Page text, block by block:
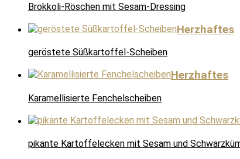
Brokkoli-Röschen mit Sesam-Dressing
Herzhaftes
geröstete Süßkartoffel-Scheiben
Herzhaftes
Karamellisierte Fenchelscheiben
pikante Kartoffelecken mit Sesam und